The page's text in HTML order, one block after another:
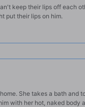
keep their lips off each
put their lips on him.
She takes a bath and
with her hot, naked body